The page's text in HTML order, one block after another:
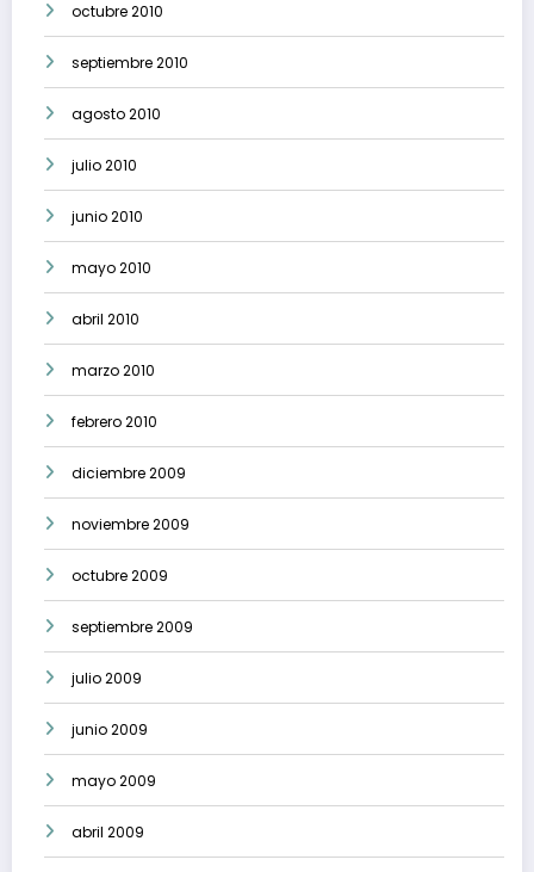
octubre 2010
septiembre 2010
agosto 2010
julio 2010
junio 2010
mayo 2010
abril 2010
marzo 2010
febrero 2010
diciembre 2009
noviembre 2009
octubre 2009
septiembre 2009
julio 2009
junio 2009
mayo 2009
abril 2009